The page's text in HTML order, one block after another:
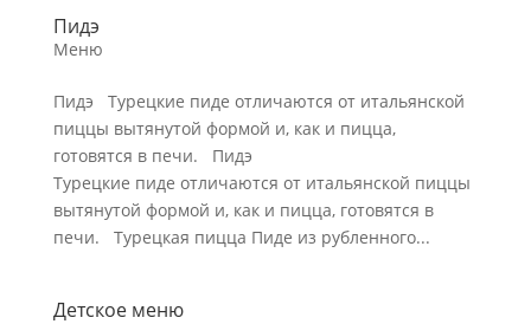
Пидэ
Меню
Пидэ Турецкие пиде отличаются от итальянской
пиццы вытянутой формой и, как и пицца,
готовятся в печи. Пидэ
Турецкие пиде отличаются от итальянской пиццы
вытянутой формой и, как и пицца, готовятся в
печи. Турецкая пицца Пиде из рубленного...
Детское меню